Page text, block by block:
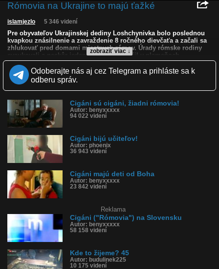
Rómovia na Ukrajine to majú ťažké
zobraziť viac ↓
islamjezlo 5 346 videní
Pre obyvateľov Ukrajinskej dediny Loshchynivka bolo poslednou
kvapkou znásilnenie a zavraždenie 8 ročného dievčaťa a začali sa
zhlukovať pred domami miestnych rómov. Úrady rómske rodiny
evaukovali a neskôr jeden z domov skončil v plameňoch.
Kvalita: HD NQ
LQ
Zverejnené: 31.8.2016 12:39
Komentárov: 1
Dľžka: 0:50
Kategória: šokujúce
Tagy: rómovia, ukrajina, cigáni, násilie, smrť, rasizmus, vyhnanie,
evakuácia
História sledovanosti videa:
Odoberajte nás aj cez Telegram a prihláste sa k
odberu správ.
Cigáni sú cigáni, žiadni rómovia!
Autor: benyxxxxx
94 022 videní
Cigáni bijú učiteľov!
Autor: phoenix
36 943 videní
Cigáni majú deti od Boha
Autor: benyxxxxx
23 842 videní
Reklama
Cigáni ("Rómovia") na Slovensku
Autor: benyxxxxx
58 158 videní
Kde to žijeme? 45
Autor: budulinek225
10 175 videní